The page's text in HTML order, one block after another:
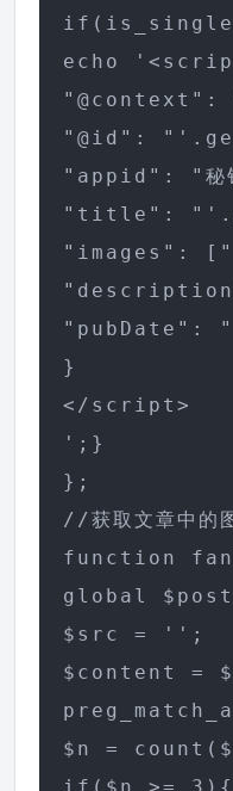
echo
"@id":
"appid": "秘
"title":
"images":
"pubDate":
}
</script>
';}
};
//获取文章中的
function
global
$src = '';
$content =
$n =